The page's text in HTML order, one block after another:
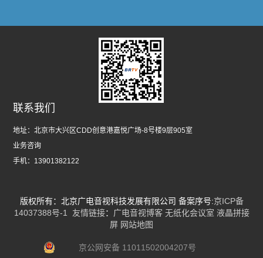
联系我们
地址：北京市大兴区CDD创意港嘉悦广场-8号楼9层905室
业务咨询
手机： 13901382122
版权所有：北京广电音视科技发展有限公司 备案序号:京ICP备
14037388号-1
友情链接： 广电音视博客 无纸化会议室 液晶拼接
屏 网站地图
京公网安备 11011502004207号